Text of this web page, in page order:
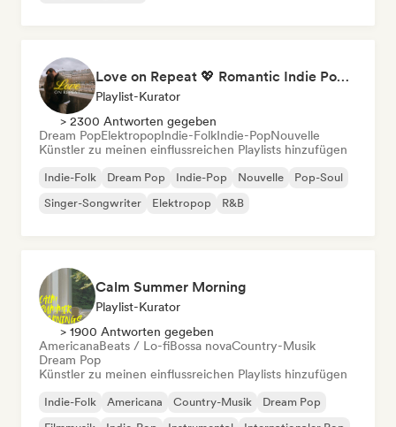
Love on Repeat 💖 Romantic Indie Pop, Neo Soul & Singer-Songwriter
Playlist-Kurator
> 2300 Antworten gegeben
Dream PopElektropopIndie-FolkIndie-PopNouvelle
Künstler zu meinen einflussreichen Playlists hinzufügen
Indie-Folk Dream Pop Indie-Pop Nouvelle
Pop-Soul
Singer-Songwriter
Elektropop R&B
Calm Summer Morning
Playlist-Kurator
> 1900 Antworten gegeben
AmericanaBeats / Lo-fiBossa novaCountry-Musik
Dream Pop
Künstler zu meinen einflussreichen Playlists hinzufügen
Indie-Folk Americana Country-Musik
Dream Pop